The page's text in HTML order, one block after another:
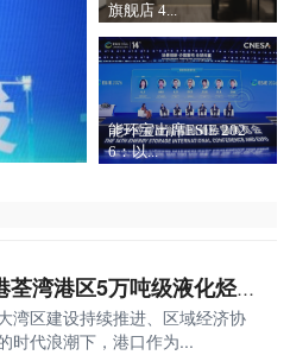
旗舰店 4...
能环宝出席ESIE 202
6：以...
惠州港荃湾港区5万吨级液化烃码头正式建成，助力世界级绿色石化产业基地建设
湾区建设持续推进、区域经济协
时代浪潮下，港口作为...